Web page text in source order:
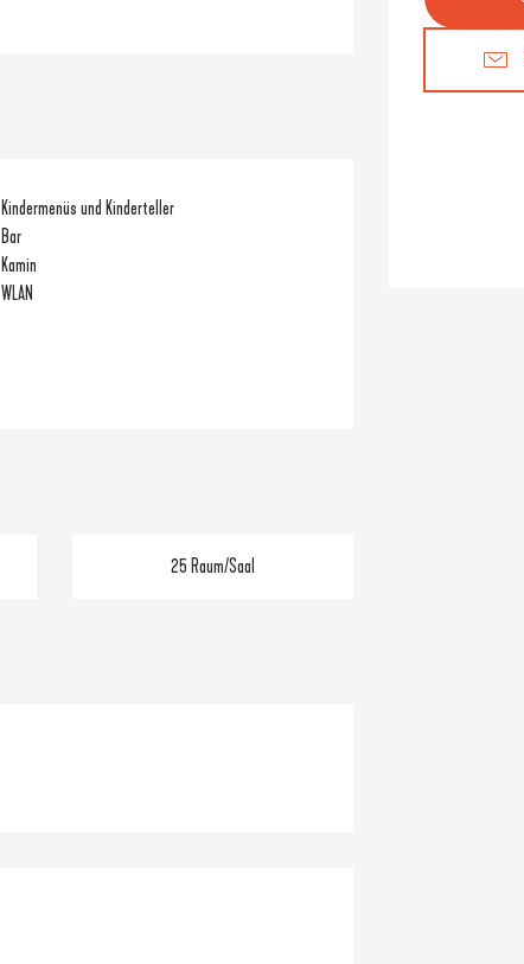
Kindermenüs und Kinderteller
Bar
Kamin
WLAN
25 Raum/Saal